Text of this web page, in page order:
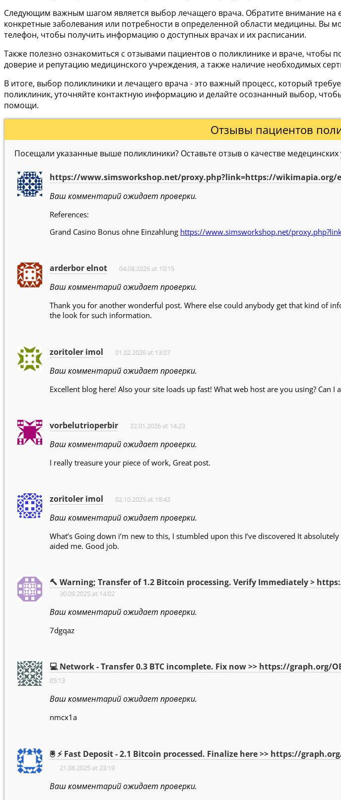
Следующим важным шагом является выбор лечащего врача. Обратите внимание на
конкретные заболевания или потребности в определенной области медицины. Вы
телефон, чтобы получить информацию о доступных врачах и их расписании.
Также полезно ознакомиться с отзывами пациентов о поликлинике и враче, чтобы
доверие и репутацию медицинского учреждения, а также наличие необходимых
В итоге, выбор поликлиники и лечащего врача - это важный процесс, который
поликлиник, уточняйте контактную информацию и делайте осознанный выбор,
помощи.
Отзывы пациентов
Посещали указанные выше поликлиники? Оставьте отзыв о качестве медецинских
https://www.simsworkshop.net/proxy.php?link=https://
Ваш комментарий ожидает проверки.
References:
Grand Casino Bonus ohne Einzahlung https://www.simsworkshop.net/
arderbor elnot 04.08.2026 at 10:15
Ваш комментарий ожидает проверки.
Thank you for another wonderful post. Where else could anybody get that kind of
the look for such information.
zoritoler imol 01.02.2026 at 13:07
Ваш комментарий ожидает проверки.
Excellent blog here! Also your site loads up fast! What web host are you using?
vorbelutrioperbir 22.01.2026 at 14:23
Ваш комментарий ожидает проверки.
I really treasure your piece of work, Great post.
zoritoler imol 02.10.2025 at 18:42
Ваш комментарий ожидает проверки.
What’s Going down i’m new to this, I stumbled upon this I’ve discovered It
aided me. Good job.
🔨 Warning; Transfer of 1.2 Bitcoin processing. Verify Immediately >
30.09.2025 at 14:02
Ваш комментарий ожидает проверки.
7dgqaz
💻 Network - Transfer 0.3 BTC incomplete. Fix now >> https://graph.org/
05:13
Ваш комментарий ожидает проверки.
nmcx1a
🖲 ⚡ Fast Deposit - 2.1 Bitcoin processed. Finalize here >> https://graph.org/
21.08.2025 at 23:19
Ваш комментарий ожидает проверки.